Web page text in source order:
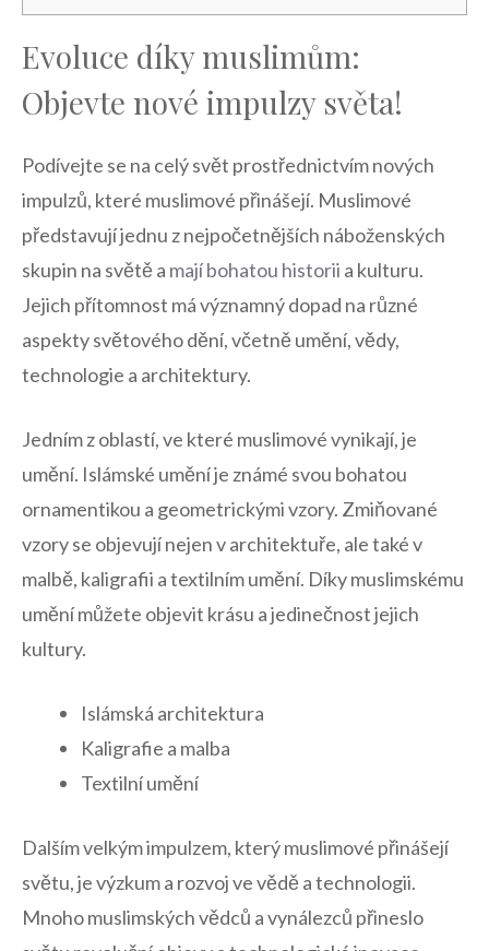
Evoluce díky muslimům:
Objevte ⁣nové ⁢impulzy​ světa!
Podívejte se na celý⁤ svět prostřednictvím nových​
impulzů,⁤ které muslimové‍ přinášejí. ​Muslimové⁤
představují jednu z nejpočetnějších náboženských
skupin na světě ‌a mají bohatou historii a kulturu.
Jejich⁢ přítomnost má významný dopad na‍ různé
aspekty světového dění, včetně umění, vědy,
‍technologie a architektury.
Jedním z oblastí, ve které ‌muslimové vynikají, je‍
umění. Islámské umění je známé svou bohatou
ornamentikou a geometrickými vzory. Zmiňované
vzory se objevují nejen v architektuře, ale také v
malbě,‌ kaligrafii a textilním ‍umění. Díky muslimskému
umění můžete objevit krásu a jedinečnost jejich
kultury.
Islámská architektura
Kaligrafie⁣ a malba
Textilní umění
Dalším velkým impulzem, který muslimové přinášejí⁣
světu, je výzkum a rozvoj ve vědě a technologii.
Mnoho muslimských vědců a vynálezců přineslo